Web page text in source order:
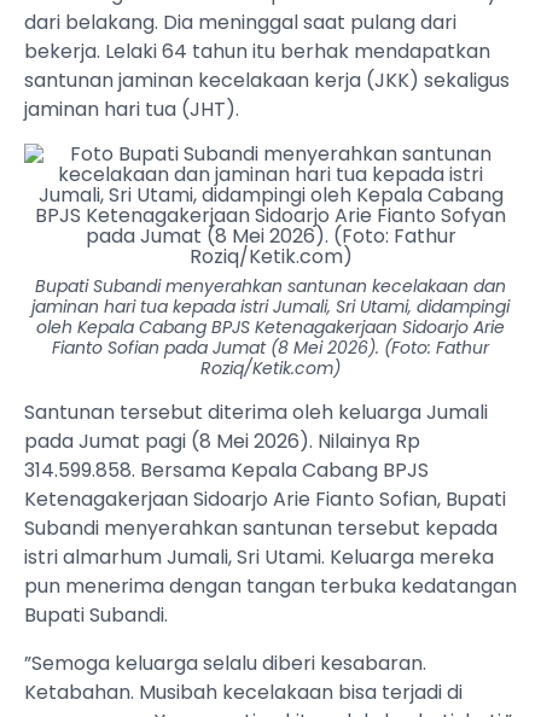
dari belakang. Dia meninggal saat pulang dari
bekerja. Lelaki 64 tahun itu berhak mendapatkan
santunan jaminan kecelakaan kerja (JKK) sekaligus
jaminan hari tua (JHT).
Bupati Subandi menyerahkan santunan kecelakaan dan
jaminan hari tua kepada istri Jumali, Sri Utami, didampingi
oleh Kepala Cabang BPJS Ketenagakerjaan Sidoarjo Arie
Fianto Sofian pada Jumat (8 Mei 2026). (Foto: Fathur
Roziq/Ketik.com)
Santunan tersebut diterima oleh keluarga Jumali
pada Jumat pagi (8 Mei 2026). Nilainya Rp
314.599.858. Bersama Kepala Cabang BPJS
Ketenagakerjaan Sidoarjo Arie Fianto Sofian, Bupati
Subandi menyerahkan santunan tersebut kepada
istri almarhum Jumali, Sri Utami. Keluarga mereka
pun menerima dengan tangan terbuka kedatangan
Bupati Subandi.
”Semoga keluarga selalu diberi kesabaran.
Ketabahan. Musibah kecelakaan bisa terjadi di